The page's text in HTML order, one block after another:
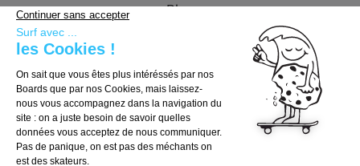
Blog
Guide d'achat
Choisir sa board